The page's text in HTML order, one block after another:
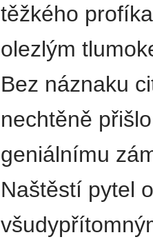
těžkého
olezlým
Bez náznaku
nechtěně
geniálnímu
Naštěstí pytel